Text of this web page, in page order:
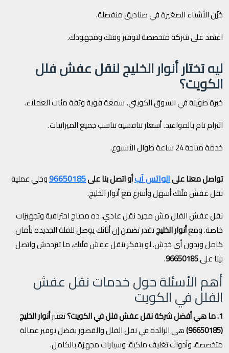
خزّن الأشياء الصغيرة في صناديق منفصلة.
اعتمد على شركة متخصصة لتوفير وقتك ومجهودك.
ليه تختار أنوار الخليج لنقل عفش فلل
الكويت؟
خبرة طويلة في السوق الكويتي.سمعة قوية وثقة مئات العملاء.
التزام تام بالمواعيد.أسعار تنافسية تناسب جميع الميزانيات.
خدمة متاحة 24 ساعة طوال الأسبوع.
تواصل معنا علىالواتس آبأو اتصل بنا على96650185وخلي عملية
نقل عفش فلّتك أسهل وأسرع مع أنوار الخليج.
نقل عفش الفلل مش مجرد نقل عادي، ده محتاج احترافية وتجهيزات
خاصة. ومعأنوار الخليجتقدر تضمن إن أثاثك يوصل للفلة الجديدة بأمان
كامل وبدون أي خدش. لو بتفكر تنقل عفش فلّتك، ما تترددش واتصل
بينا على96650185
.
أهم الأسئلة حول خدمات نقل عفش
الفلل في الكويت
1. ما هي أفضل شركة نقل عفش فلل في الكويت؟ تعتبرأنوار الخليج
(96650185)
هي الرائدة في نقل الفلل والقصور بفضل توفير عمالة
متخصصة، وأدوات تغليف ملكية، وسيارات مجهزة بالكامل.